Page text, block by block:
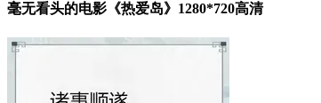
毫无看头的电影《热爱岛》1280*720高清